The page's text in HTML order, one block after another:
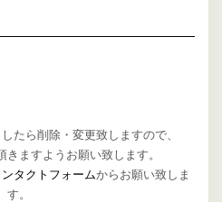
たら削除・変更致しますので、
ますようお願い致します。
ンタクトフォームからお願い致しま
す。